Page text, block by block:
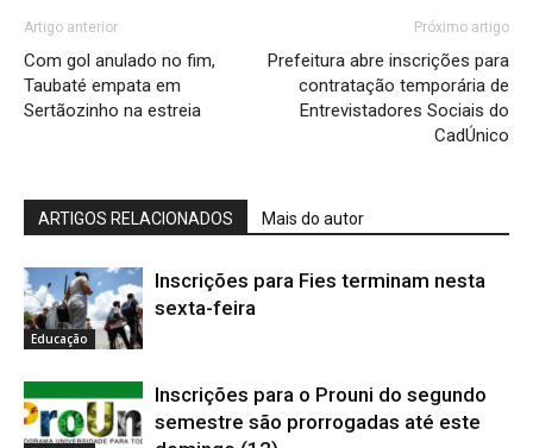
Artigo anterior
Com gol anulado no fim,
Taubaté empata em
Sertãozinho na estreia
Próximo artigo
Prefeitura abre inscrições para
contratação temporária de
Entrevistadores Sociais do
CadÚnico
ARTIGOS RELACIONADOS Mais do autor
Educação
Inscrições para Fies terminam nesta
sexta-feira
Inscrições para o Prouni do segundo
semestre são prorrogadas até este